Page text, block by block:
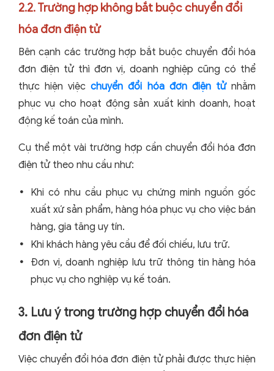
2.2. Trường hợp không bắt buộc chuyển đổi
hóa đơn điện tử
Bên cạnh các trường hợp bắt buộc chuyển đổi hóa
đơn điện tử thì đơn vị, doanh nghiệp cũng có thể
thực hiện việcchuyển đổi hóa đơn điện tửnhằm
phục vụ cho hoạt động sản xuất kinh doanh, hoạt
động kế toán của mình.
Cụ thể một vài trường hợp cần chuyển đổi hóa đơn
điện tử theo nhu cầu như:
Khi có nhu cầu phục vụ chứng minh nguồn gốc
xuất xứ sản phẩm, hàng hóa phục vụ cho việc bán
hàng, gia tăng uy tín.
Khi khách hàng yêu cầu để đối chiếu, lưu trữ.
Đơn vị, doanh nghiệp lưu trữ thông tin hàng hóa
phục vụ cho nghiệp vụ kế toán.
3. Lưu ý trong trường hợp chuyển đổi hóa
đơn điện tử
Việc chuyển đổi hóa đơn điện tử phải được thực hiện